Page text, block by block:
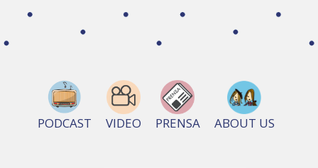
PODCAST VIDEO PRENSA ABOUT US